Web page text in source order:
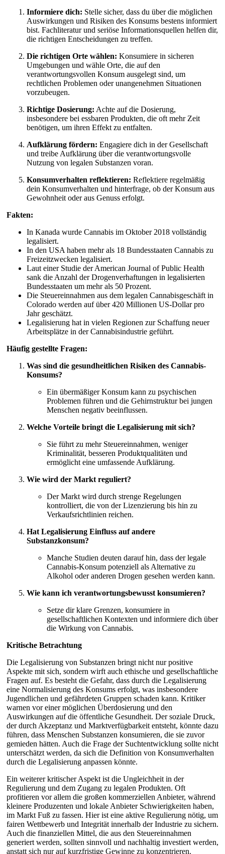
Informiere dich: Stelle sicher, dass du über die möglichen
Auswirkungen und Risiken des Konsums bestens informiert
bist. Fachliteratur und seriöse Informationsquellen helfen dir,
die richtigen Entscheidungen zu treffen.
Die richtigen Orte wählen: Konsumiere in sicheren
Umgebungen und wähle Orte, die auf den
verantwortungsvollen Konsum ausgelegt sind, um
rechtlichen Problemen oder unangenehmen Situationen
vorzubeugen.
Richtige Dosierung: Achte auf die Dosierung,
insbesondere bei essbaren Produkten, die oft mehr Zeit
benötigen, um ihren Effekt zu entfalten.
Aufklärung fördern: Engagiere dich in der Gesellschaft
und treibe Aufklärung über die verantwortungsvolle
Nutzung von legalen Substanzen voran.
Konsumverhalten reflektieren: Reflektiere regelmäßig
dein Konsumverhalten und hinterfrage, ob der Konsum aus
Gewohnheit oder aus Genuss erfolgt.
Fakten:
In Kanada wurde Cannabis im Oktober 2018 vollständig
legalisiert.
In den USA haben mehr als 18 Bundesstaaten Cannabis zu
Freizeitzwecken legalisiert.
Laut einer Studie der American Journal of Public Health
sank die Anzahl der Drogenverhaftungen in legalisierten
Bundesstaaten um mehr als 50 Prozent.
Die Steuereinnahmen aus dem legalen Cannabisgeschäft in
Colorado werden auf über 420 Millionen US-Dollar pro
Jahr geschätzt.
Legalisierung hat in vielen Regionen zur Schaffung neuer
Arbeitsplätze in der Cannabisindustrie geführt.
Häufig gestellte Fragen:
Was sind die gesundheitlichen Risiken des Cannabis-
Konsums?
Ein übermäßiger Konsum kann zu psychischen
Problemen führen und die Gehirnstruktur bei jungen
Menschen negativ beeinflussen.
Welche Vorteile bringt die Legalisierung mit sich?
Sie führt zu mehr Steuereinnahmen, weniger
Kriminalität, besseren Produktqualitäten und
ermöglicht eine umfassende Aufklärung.
Wie wird der Markt reguliert?
Der Markt wird durch strenge Regelungen
kontrolliert, die von der Lizenzierung bis hin zu
Verkaufsrichtlinien reichen.
Hat Legalisierung Einfluss auf andere
Substanzkonsum?
Manche Studien deuten darauf hin, dass der legale
Cannabis-Konsum potenziell als Alternative zu
Alkohol oder anderen Drogen gesehen werden kann.
Wie kann ich verantwortungsbewusst konsumieren?
Setze dir klare Grenzen, konsumiere in
gesellschaftlichen Kontexten und informiere dich über
die Wirkung von Cannabis.
Kritische Betrachtung
Die Legalisierung von Substanzen bringt nicht nur positive
Aspekte mit sich, sondern wirft auch ethische und gesellschaftliche
Fragen auf. Es besteht die Gefahr, dass durch die Legalisierung
eine Normalisierung des Konsums erfolgt, was insbesondere
Jugendlichen und gefährdeten Gruppen schaden kann. Kritiker
warnen vor einer möglichen Überdosierung und den
Auswirkungen auf die öffentliche Gesundheit. Der soziale Druck,
der durch Akzeptanz und Marktverfügbarkeit entsteht, könnte dazu
führen, dass Menschen Substanzen konsumieren, die sie zuvor
gemieden hätten. Auch die Frage der Suchtentwicklung sollte nicht
unterschätzt werden, da sich die Definition von Konsumverhalten
durch die Legalisierung anpassen könnte.
Ein weiterer kritischer Aspekt ist die Ungleichheit in der
Regulierung und dem Zugang zu legalen Produkten. Oft
profitieren vor allem die großen kommerziellen Anbieter, während
kleinere Produzenten und lokale Anbieter Schwierigkeiten haben,
im Markt Fuß zu fassen. Hier ist eine aktive Regulierung nötig, um
fairen Wettbewerb und Integrität innerhalb der Industrie zu sichern.
Auch die finanziellen Mittel, die aus den Steuereinnahmen
generiert werden, sollten sinnvoll und nachhaltig investiert werden,
anstatt sich nur auf kurzfristige Gewinne zu konzentrieren.